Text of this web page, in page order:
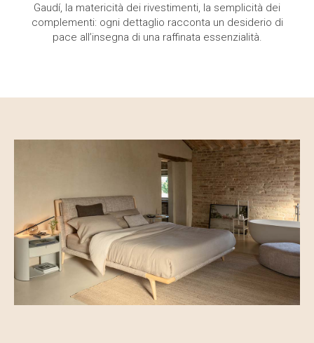
Gaudí, la matericità dei rivestimenti, la semplicità dei
complementi: ogni dettaglio racconta un desiderio di
pace all’insegna di una raffinata essenzialità.